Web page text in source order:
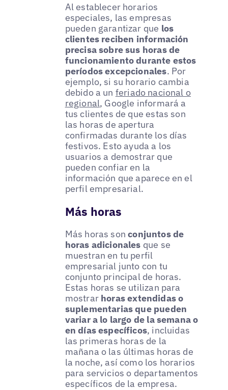
Al establecer horarios
especiales, las empresas
pueden garantizar que los
clientes reciben información
precisa sobre sus horas de
funcionamiento durante estos
períodos excepcionales. Por
ejemplo, si su horario cambia
debido a un feriado nacional o
regional, Google informará a
tus clientes de que estas son
las horas de apertura
confirmadas durante los días
festivos. Esto ayuda a los
usuarios a demostrar que
pueden confiar en la
información que aparece en el
perfil empresarial.
Más horas
Más horas sonconjuntos de
horas adicionales que se
muestran en tu perfil
empresarial junto con tu
conjunto principal de horas.
Estas horas se utilizan para
mostrar horas extendidas o
suplementarias que pueden
variar a lo largo de la semana o
en días específicos, incluidas
las primeras horas de la
mañana o las últimas horas de
la noche, así como los horarios
para servicios o departamentos
específicos de la empresa.